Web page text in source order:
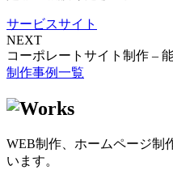
サービスサイト
NEXT
コーポレートサイト制作 –
制作事例一覧
WEB制作、ホームページ制
います。